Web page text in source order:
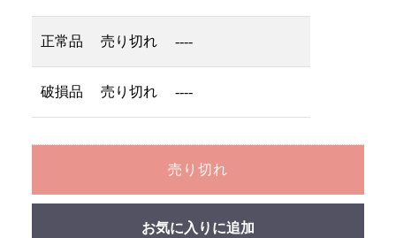
正常品 売り切れ ----
破損品 売り切れ ----
売り切れ
お気に入りに追加